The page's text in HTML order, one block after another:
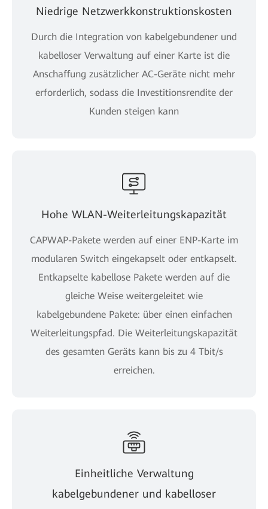
Niedrige Netzwerkkonstruktionskosten
Durch die Integration von kabelgebundener und
kabelloser Verwaltung auf einer Karte ist die
Anschaffung zusätzlicher AC-Geräte nicht mehr
erforderlich, sodass die Investitionsrendite der
Kunden steigen kann
Hohe WLAN-Weiterleitungskapazität
CAPWAP-Pakete werden auf einer ENP-Karte im
modularen Switch eingekapselt oder entkapselt.
Entkapselte kabellose Pakete werden auf die
gleiche Weise weitergeleitet wie
kabelgebundene Pakete: über einen einfachen
Weiterleitungspfad. Die Weiterleitungskapazität
des gesamten Geräts kann bis zu 4 Tbit/s
erreichen.
Einheitliche Verwaltung
kabelgebundener und kabelloser